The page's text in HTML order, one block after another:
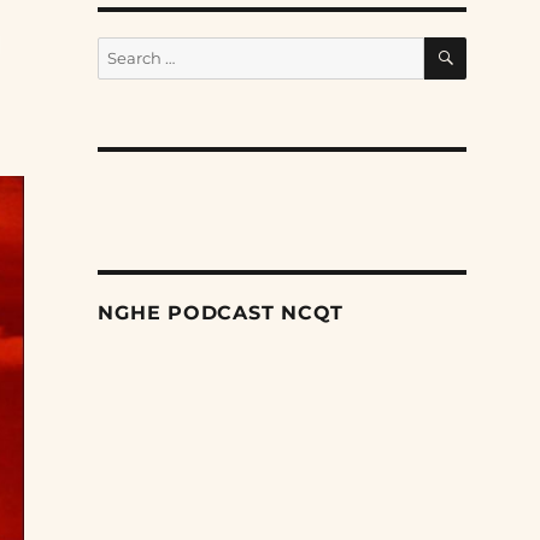
Search
for:
SEARCH
NGHE PODCAST NCQT